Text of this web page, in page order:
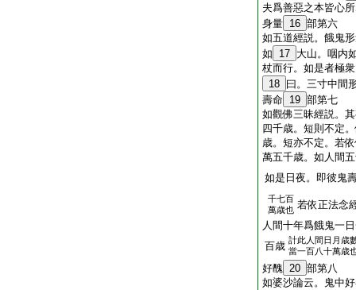
夫爲善惡之本皆心
身量 16 部第六
如五道經説。餓鬼
如
17 大山。咽内
杖而行。如是者極
18 曰。三寸中間
壽命
19 部第七
如觀佛三昧經説。
四千歳。短則不定
歳。短亦不定。若
萬五千歳。如人間
如是日夜。即彼鬼
千七百
萬歳也 若依正法念
人間十年爲餓鬼一
百歳 計此人間日月歳
當一百八十萬歳
好醜 20 部第八
如婆沙論云。鬼中